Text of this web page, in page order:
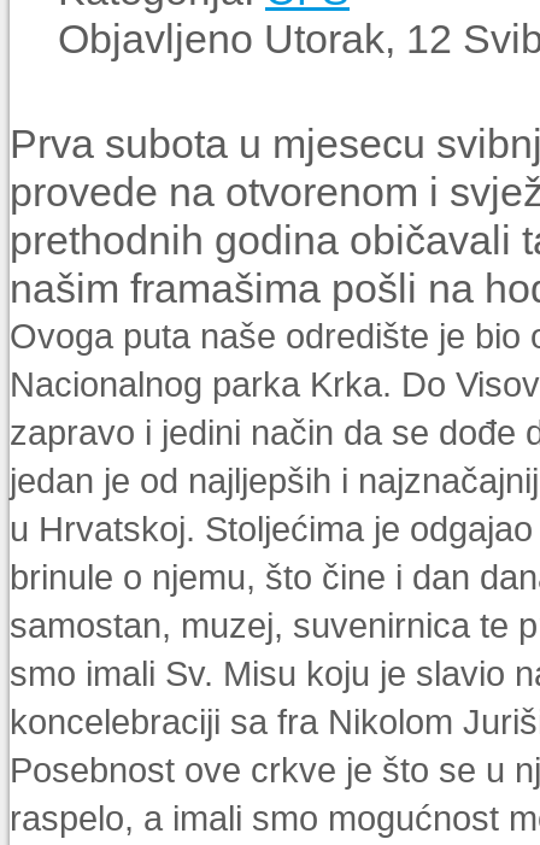
Objavljeno Utorak, 12
Prva subota u mjesecu
provede na otvorenom i
prethodnih godina običavali
našim framašima pošli na
Ovoga puta naše odredište je
Nacionalnog parka Krka. Do
zapravo i jedini način da se dođe
jedan je od najljepših i
u Hrvatskoj. Stoljećima je
brinule o njemu, što čine i dan
samostan, muzej, suvenirnica te
smo imali Sv. Misu koju je slavio
koncelebraciji sa fra Nikolom
Posebnost ove crkve je što se u
raspelo, a imali smo mogućnost